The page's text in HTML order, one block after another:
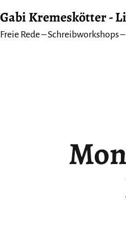
Inhalt
Gabi Kremeskötter -
Freie Rede – Schreibworkshops